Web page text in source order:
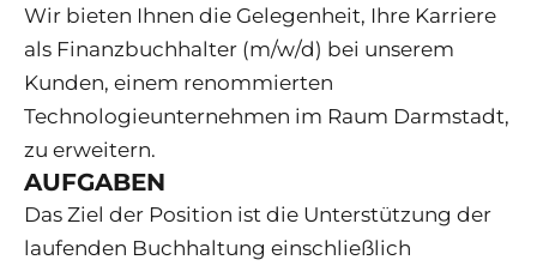
Wir bieten Ihnen die Gelegenheit, Ihre Karriere
als Finanzbuchhalter (m/w/d) bei unserem
Kunden, einem renommierten
Technologieunternehmen im Raum Darmstadt,
zu erweitern.
AUFGABEN
Das Ziel der Position ist die Unterstützung der
laufenden Buchhaltung einschließlich